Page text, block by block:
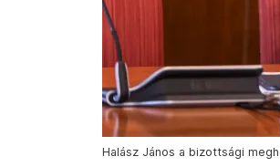
Halász János a bizottsági